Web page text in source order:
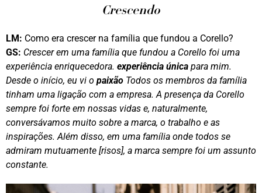
Crescendo
LM: Como era crescer na família que fundou a Corello?
GS: Crescer em uma família que fundou a Corello foi uma
experiência enriquecedora. experiência única para mim.
Desde o início, eu vi o paixão Todos os membros da família
tinham uma ligação com a empresa. A presença da Corello
sempre foi forte em nossas vidas e, naturalmente,
conversávamos muito sobre a marca, o trabalho e as
inspirações. Além disso, em uma família onde todos se
admiram mutuamente [risos], a marca sempre foi um assunto
constante.